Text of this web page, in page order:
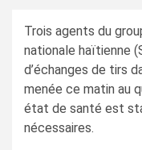
Trois agents du
nationale haïtienne
d’échanges de tirs
menée ce matin au
état de santé est
nécessaires.